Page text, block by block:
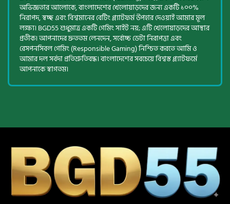
অভিজ্ঞতার আলোকে, বাংলাদেশের খেলোয়াড়দের জন্য একটি ১০০%
নিরাপদ, স্বচ্ছ এবং বিশ্বমানের বেটিং প্ল্যাটফর্ম উপহার দেওয়াই আমার মূল
লক্ষ্য। BGD55 শুধুমাত্র একটি গেমিং সাইট নয়; এটি খেলোয়াড়দের আস্থার
প্রতীক। আপনাদের দ্রুততম লেনদেন, সর্বোচ্চ ডেটা নিরাপত্তা এবং
রেসপনসিবল গেমিং (Responsible Gaming) নিশ্চিত করতে আমি ও
আমার দল সর্বদা প্রতিশ্রুতিবদ্ধ। বাংলাদেশের সবচেয়ে বিশ্বস্ত প্ল্যাটফর্মে
আপনাকে স্বাগতম।